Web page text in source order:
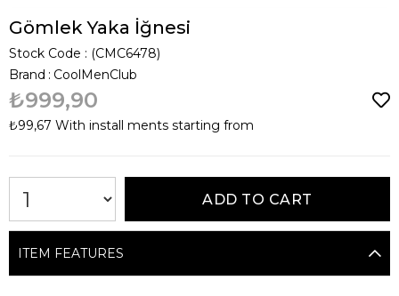
Gömlek Yaka İğnesi
Stock Code
(CMC6478)
Brand : CoolMenClub
₺999,90
₺99,67 With install ments starting from
ITEM FEATURES